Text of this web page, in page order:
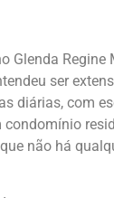
Glenda Regine
ser
diárias, com
condomínio
não há